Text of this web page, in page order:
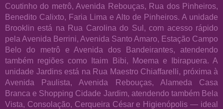
Coutinho do metrô, Avenida Rebouças, Rua dos Pinheiros,
Benedito Calixto, Faria Lima e Alto de Pinheiros. A unidade
Brooklin está na Rua Carolina do Sul, com acesso rápido
pela Avenida Berrini, Avenida Santo Amaro, Estação Campo
Belo do metrô e Avenida dos Bandeirantes, atendendo
também regiões como Itaim Bibi, Moema e Ibirapuera. A
unidade Jardins está na Rua Maestro Chiaffarelli, próxima à
Avenida Paulista, Avenida Rebouças, Alameda Casa
Branca e Shopping Cidade Jardim, atendendo também Bela
Vista, Consolação, Cerqueira César e Higienópolis — ideal